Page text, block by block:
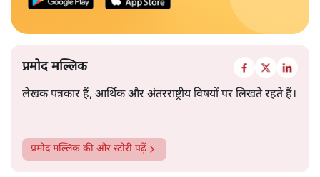
प्रमोद मल्लिक
लेखक पत्रकार हैं, आर्थिक और अंतरराष्ट्रीय विषयों पर लिखते रहते हैं।
प्रमोद मल्लिक की और स्टोरी पढ़ें